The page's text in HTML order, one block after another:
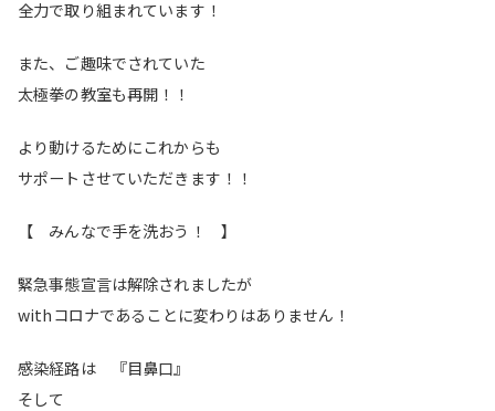
全力で取り組まれています！
また、ご趣味でされていた
太極拳の教室も再開！！
より動けるためにこれからも
サポートさせていただきます！！
【 みんなで手を洗おう！ 】
緊急事態宣言は解除されましたが
withコロナであることに変わりはありません！
感染経路は 『目鼻口』
そして